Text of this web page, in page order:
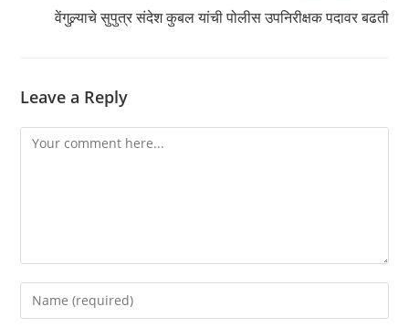
वेंगुल्र्याचे सुपुत्र संदेश कुबल यांची पोलीस उपनिरीक्षक पदावर बढती
Leave a Reply
Comment
Enter
your